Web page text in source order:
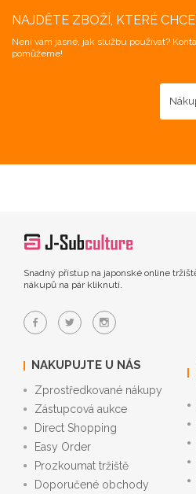
NAJDĚTE ZBOŽÍ, KTERÉ
Není vám jasné, jak službu používat?
pomůžeme!
Snadný přístup na japonské online
nákupů na pár kliknutí.
NAKUPUJTE U NÁS
Zprostředkované nákupy
Zástupcová aukce
Direct Shopping
Easy Order
Prozkoumat tržiště
Doporučené obchody